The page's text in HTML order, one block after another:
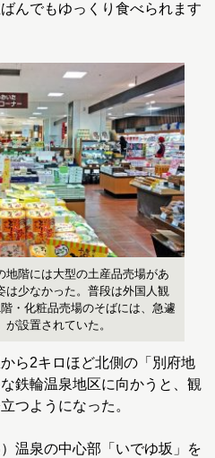
んでもゆっくり食べられます
地階には大型の土産品売場があ
は少なかった。普段は外国人観
・化粧品売場のそばには、急遽
が設置されていた。
ら2キロほど北側の「別府地
鉄輪温泉地区に向かうと、観
つようになった。
温泉の中心部「いでゆ坂」を